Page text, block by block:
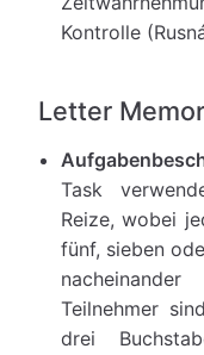
Kontrolle
Letter
Task
Reize, wobei
fünf, sieben
Teilnehmer
drei